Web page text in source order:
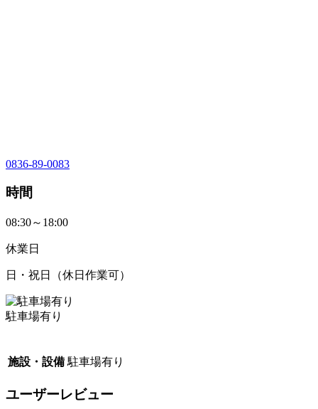
0836-89-0083
時間
08:30～18:00
休業日
日・祝日（休日作業可）
駐車場有り
施設・設備 駐車場有り
ユーザーレビュー